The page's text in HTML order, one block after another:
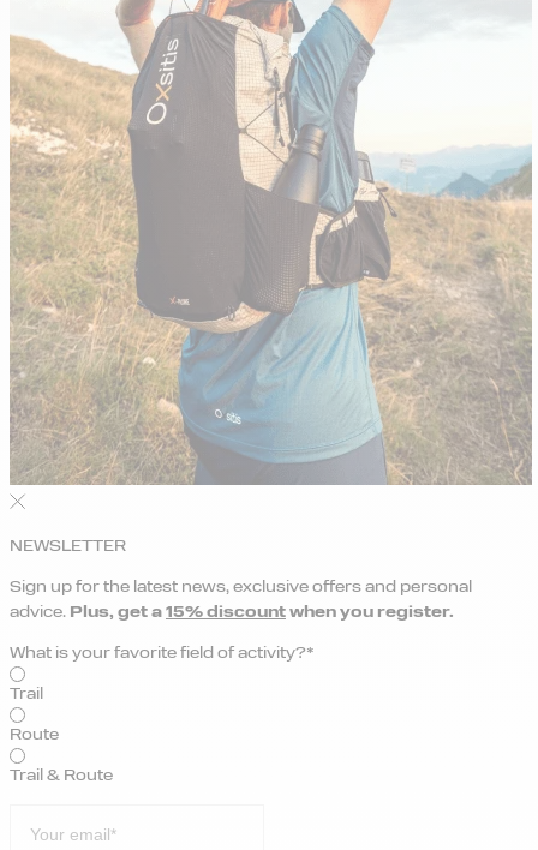
NEWSLETTER
Sign up for the latest news, exclusive offers and personal
advice. Plus, get a 15% discount when you register.
What is your favorite field of activity?*
Trail
Route
Trail & Route